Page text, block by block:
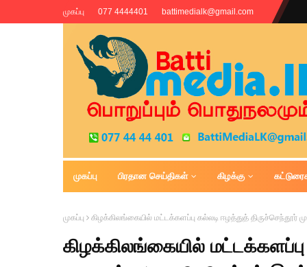
முகப்பு 077 4444401 battimedialk@gmail.com
Battimedia
முகப்பு பிரதான செய்திகள் கிழக்கு
முகப்பு கிழக்கிலங்கையில் மட்டக்களப்பு கல்லடி ஈழத்துத்
கிழக்கிலங்கையில் மட்டக்களப்பு